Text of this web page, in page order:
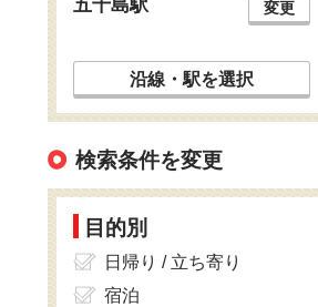
五十島駅 変更
沿線・駅を選択
検索条件を変更
目的別
日帰り / 立ち寄り
宿泊